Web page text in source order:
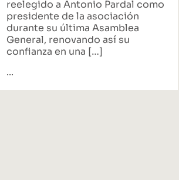
reelegido a Antonio Pardal como
presidente de la asociación
durante su última Asamblea
General, renovando así su
confianza en una […]
...